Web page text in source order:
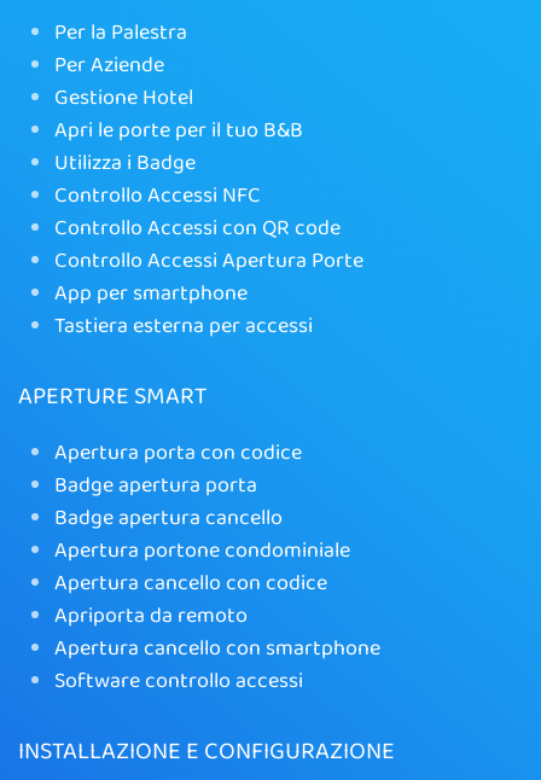
Per la Palestra
Per Aziende
Gestione Hotel
Apri le porte per il tuo B&B
Utilizza i Badge
Controllo Accessi NFC
Controllo Accessi con QR code
Controllo Accessi Apertura Porte
App per smartphone
Tastiera esterna per accessi
APERTURE SMART
Apertura porta con codice
Badge apertura porta
Badge apertura cancello
Apertura portone condominiale
Apertura cancello con codice
Apriporta da remoto
Apertura cancello con smartphone
Software controllo accessi
INSTALLAZIONE E CONFIGURAZIONE